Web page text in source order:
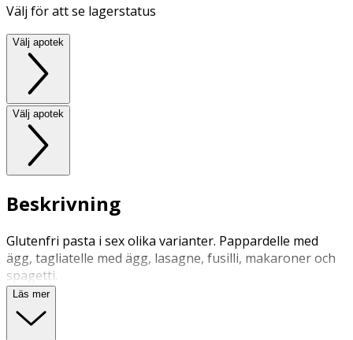
Välj för att se lagerstatus
Välj apotek
Välj apotek
Beskrivning
Glutenfri pasta i sex olika varianter. Pappardelle med
ägg, tagliatelle med ägg, lasagne, fusilli, makaroner och
spagetti.
Läs mer